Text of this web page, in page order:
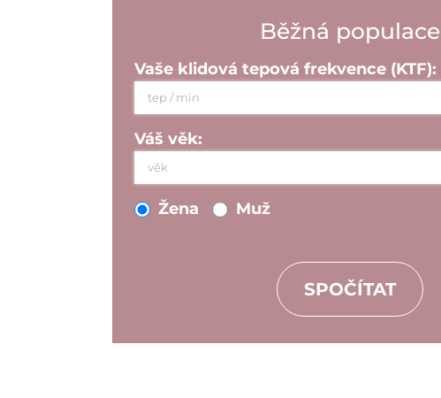
Běžná populace
Vaše klidová tepová frekvence (KTF):
Váš věk:
Žena Muž
SPOČÍTAT